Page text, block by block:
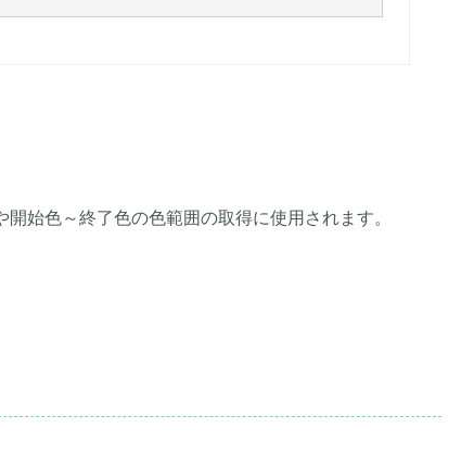
始色～終了色の色範囲の取得に使用されます。